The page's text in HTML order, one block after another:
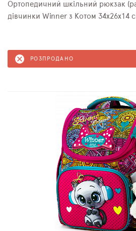
Ортопедичний шкільний рюкзак
дівчинки Winner з Котом
РОЗПРОДАНО